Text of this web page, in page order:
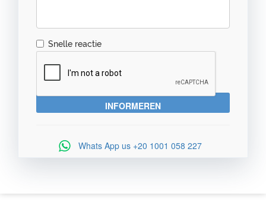
Snelle reactie
Whats App us +20 1001 058 227